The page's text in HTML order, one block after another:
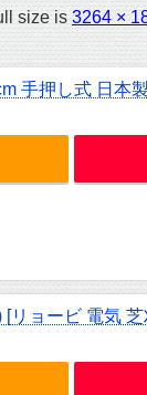
size is 3264 ×
手押し式 日本製
ョービ 電気